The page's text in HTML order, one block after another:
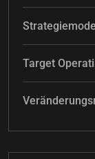
Target